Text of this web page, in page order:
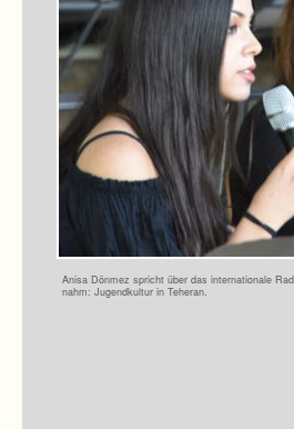
Anisa Dön­mez spricht über das inter­na­tio­nale
nahm: Jugend­kul­tur in Teheran.